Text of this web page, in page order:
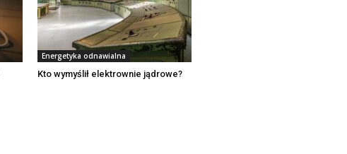
Energetyka odnawialna
Kto wymyślił elektrownie jądrowe?